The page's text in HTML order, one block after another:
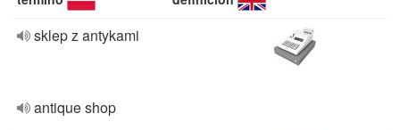
sklep z antykami
antique shop